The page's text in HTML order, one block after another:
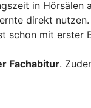
in
direkt
schon mit erster
Fachabitur.